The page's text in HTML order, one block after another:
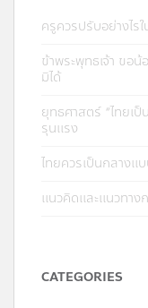
ครูควรปรับอย่างไร
ข้าพระพุทธเจ้า ขอ
มิได้
ยุทธศาสตร์ “ไทยเ
รุนแรง
ไทยควรเป็นกลางแ
แนวคิดและแนวทาง
CATEGORIES